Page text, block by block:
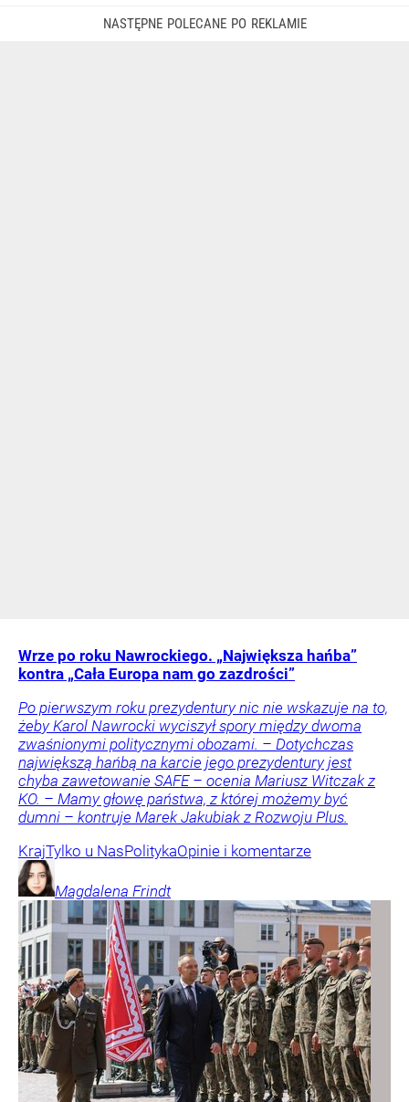
Wrze po roku Nawrockiego. „Największa hańba”
kontra „Cała Europa nam go zazdrości”
Po pierwszym roku prezydentury nic nie wskazuje na to,
żeby Karol Nawrocki wyciszył spory między dwoma
zwaśnionymi politycznymi obozami. – Dotychczas
największą hańbą na karcie jego prezydentury jest
chyba zawetowanie SAFE – ocenia Mariusz Witczak z
KO. – Mamy głowę państwa, z której możemy być
dumni – kontruje Marek Jakubiak z Rozwoju Plus.
KrajTylko u NasPolitykaOpinie i komentarze
Magdalena Frindt